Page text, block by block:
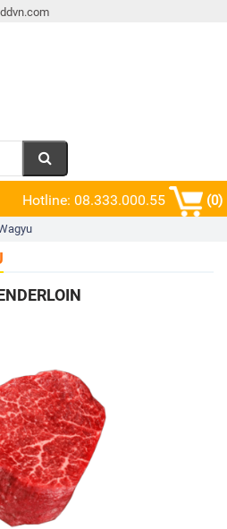
Hotline: 08.333.000.55 (0)